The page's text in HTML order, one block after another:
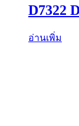
D7322
อ่านเพิ่ม